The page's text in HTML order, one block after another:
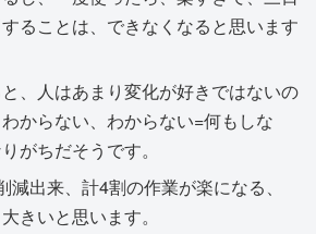
ることは、できなくなると思います
、人はあまり変化が好きではないの
からない、わからない=何もしな
がちだそうです。
減出来、計4割の作業が楽になる、
きいと思います。